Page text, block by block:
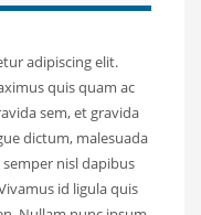
adipiscing elit.
quis quam ac
sem, et gravida
dictum, malesuada
nisl dapibus
id ligula quis